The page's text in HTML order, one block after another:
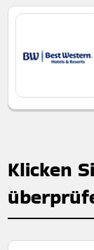
Klicken